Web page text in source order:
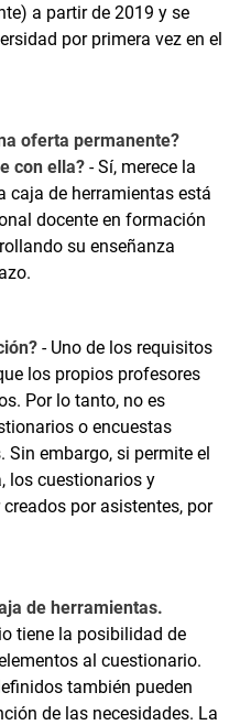
a partir de 2019 y se
por primera vez en el
oferta permanente?
con ella? - Sí, merece la
caja de herramientas está
docente en formación
su enseñanza
- Uno de los requisitos
los propios profesores
Por lo tanto, no es
o encuestas
embargo, si permite el
los cuestionarios y
por asistentes, por
de herramientas.
tiene la posibilidad de
al cuestionario.
también pueden
de las necesidades. La